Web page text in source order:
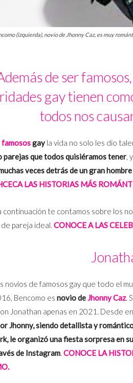
(izquierda), novio de Jhonny Caz, es muy
de ser
gay tienen
todos nos
famososgayla vida no solo les dio
parejas que todos quisiéramos tener,
veces detrás de un gran
LAS HISTORIAS MÁS
continuación te contamos sobre los
pareja ideal. CONOCE A LAS
novios de famosos gay que todo el
Bencomo es novio deJhonny Caz.
Jonathan apenas en 2021. Desde
Jhonny, siendo detallista y
le organizó una fiesta sorpresa en
de Instagram. CONOCE LA